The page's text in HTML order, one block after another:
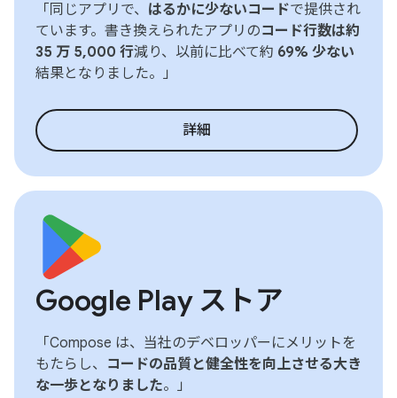
「同じアプリで、 はるかに少ないコードで提供され
ています。書き換えられたアプリのコード行数は約
35 万 5,000 行減り、以前に比べて約 69% 少ない
結果となりました。」
詳細
Google Play ストア
「Compose は、当社のデベロッパーにメリットを
もたらし、 コードの品質と健全性を向上させる大き
な一歩となりました。」